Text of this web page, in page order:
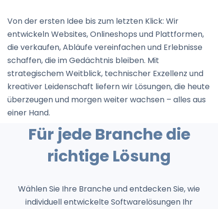
Von der ersten Idee bis zum letzten Klick: Wir
entwickeln Websites, Onlineshops und Plattformen,
die verkaufen, Abläufe vereinfachen und Erlebnisse
schaffen, die im Gedächtnis bleiben. Mit
strategischem Weitblick, technischer Exzellenz und
kreativer Leidenschaft liefern wir Lösungen, die heute
überzeugen und morgen weiter wachsen – alles aus
einer Hand.
Für jede Branche die
richtige Lösung
Wählen Sie Ihre Branche und entdecken Sie, wie
individuell entwickelte Softwarelösungen Ihr